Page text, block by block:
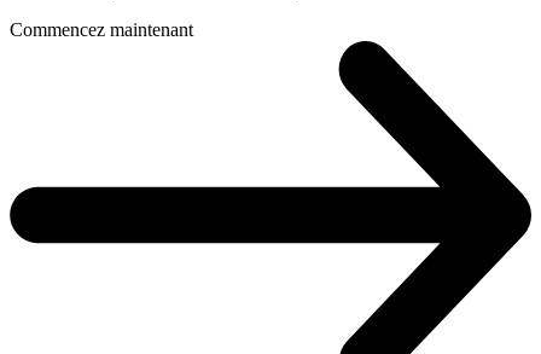
Commencez maintenant